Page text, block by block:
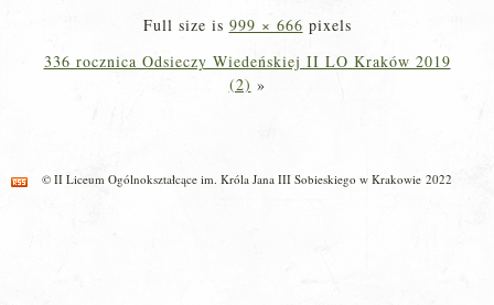
Full size is 999 × 666 pixels
336 rocznica Odsieczy Wiedeńskiej II LO Kraków 2019
(2) »
© II Liceum Ogólnokształcące im. Króla Jana III Sobieskiego w Krakowie 2022